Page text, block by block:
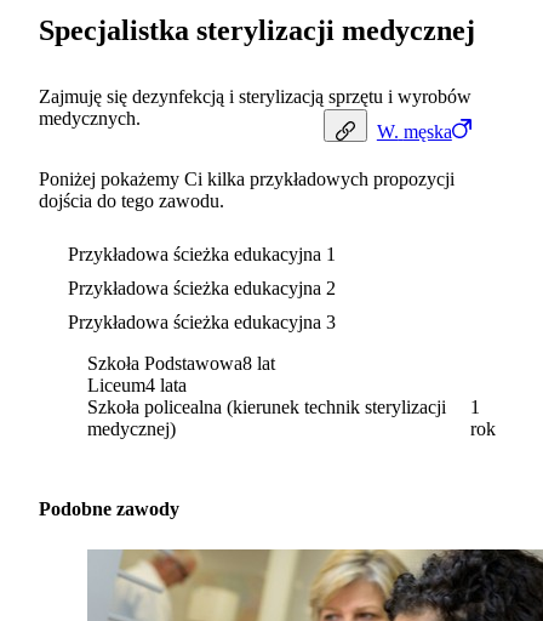
W. męska
Specjalistka sterylizacji medycznej
Zajmuję się dezynfekcją i sterylizacją sprzętu i wyrobów
medycznych.
Poniżej pokażemy Ci kilka przykładowych propozycji
dojścia do tego zawodu.
Przykładowa ścieżka edukacyjna 1
Przykładowa ścieżka edukacyjna 2
Przykładowa ścieżka edukacyjna 3
Szkoła Podstawowa8 lat
Liceum4 lata
Szkoła policealna (kierunek technik sterylizacji
medycznej)
1
rok
Podobne zawody